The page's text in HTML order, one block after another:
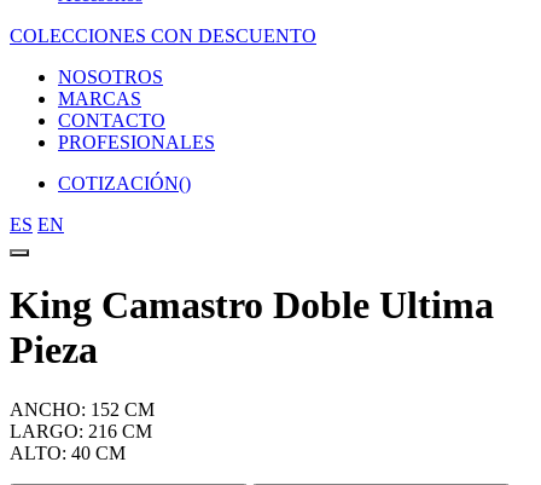
COLECCIONES CON DESCUENTO
NOSOTROS
MARCAS
CONTACTO
PROFESIONALES
COTIZACIÓN()
ES EN
King Camastro Doble Ultima
Pieza
ANCHO: 152 CM
LARGO: 216 CM
ALTO: 40 CM